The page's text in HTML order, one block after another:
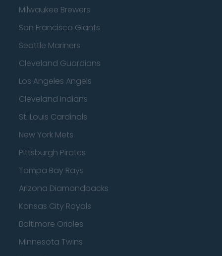
Milwaukee Brewers
San Francisco Giants
Seattle Mariners
Cleveland Guardians
Los Angeles Angels
Cleveland Indians
St. Louis Cardinals
New York Mets
Pittsburgh Pirates
Tampa Bay Rays
Arizona Diamondbacks
Kansas City Royals
Baltimore Orioles
Minnesota Twins